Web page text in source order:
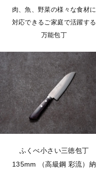
肉、魚、野菜の様々な食材に
対応できるご家庭で活躍する
万能包丁
ふくべ小さい三徳包丁
135mm （高級鋼 彩流）納